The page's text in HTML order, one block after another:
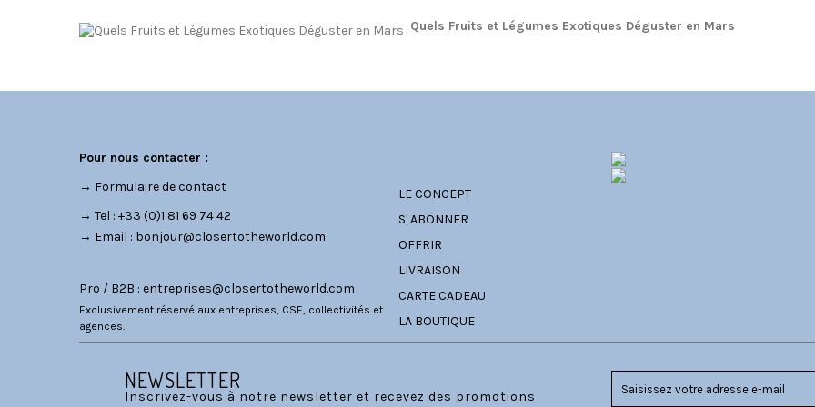
Quels Fruits et Légumes Exotiques Déguster en Mars
Pour nous contacter :
→ Formulaire de contact
→ Tel : +33 (0)1 81 69 74 42
→ Email : bonjour@closertotheworld.com
Pro / B2B : entreprises@closertotheworld.com
Exclusivement réservé aux entreprises, CSE, collectivités et
agences.
LE CONCEPT
S' ABONNER
OFFRIR
LIVRAISON
CARTE CADEAU
LA BOUTIQUE
NEWSLETTER
Inscrivez-vous à notre newsletter et recevez des promotions